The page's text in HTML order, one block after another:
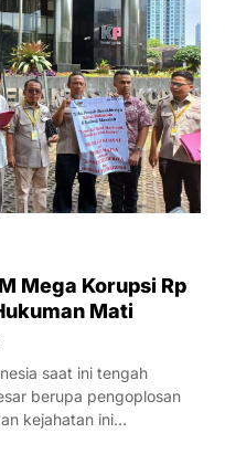
Mega Korupsi Rp
Mati
saat ini tengah
berupa pengoplosan
kejahatan ini…